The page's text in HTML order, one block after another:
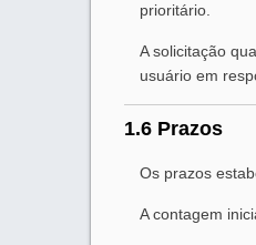
prioritário.
A solicitação
usuário em
1.6 Prazos
Os prazos
A contagem